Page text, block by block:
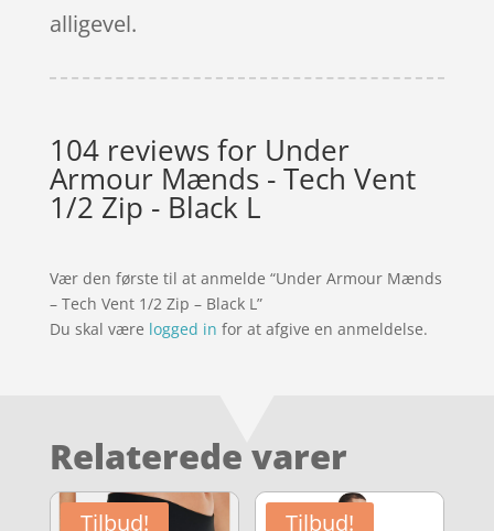
alligevel.
104 reviews for Under
Armour Mænds - Tech Vent
1/2 Zip - Black L
Vær den første til at anmelde “Under Armour Mænds
– Tech Vent 1/2 Zip – Black L”
Du skal være logged in for at afgive en anmeldelse.
Relaterede varer
Tilbud! Tilbud!